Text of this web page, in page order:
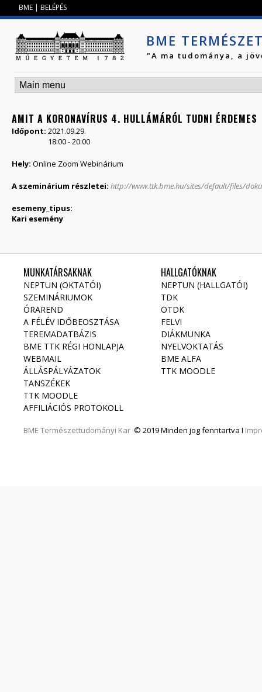
BME | BELÉPÉS
BME
"A ma tudománya, a
AMIT A KORONAVÍRUS 4. HULLÁMÁRÓL TUDNI ÉRDEMES
Időpont: 2021.09.29.
18:00-20:00
Hely: Online Zoom Webinárium
A szeminárium részletei: http://www.ttk.bme.hu/sites/default/files/
esemeny_tipus:
Kari esemény
MUNKATÁRSAKNAK
NEPTUN (OKTATÓI)
SZEMINÁRIUMOK
ÓRAREND
A FÉLÉV IDŐBEOSZTÁSA
TEREMADATBÁZIS
BME TTK RÉGI HONLAPJA
WEBMAIL
ÁLLÁSPÁLYÁZATOK
TANSZÉKEK
TTK MOODLE
AFFILIÁCIÓS PROTOKOLL
BME Természettudományi Kar © 2019 Minden jog fenntartva I
HALLGATÓKNAK
NEPTUN (HALLGATÓI)
TDK
OTDK
FELVI
DIÁKMUNKA
NYELVOKTATÁS
BME ALFA
TTK MOODLE